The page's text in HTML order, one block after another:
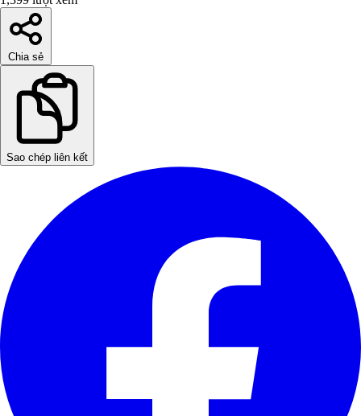
Chia sẻ
Sao chép liên kết